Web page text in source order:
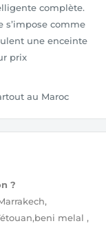
complète.
s’impose comme
une enceinte
prix
au Maroc
?
melal ,